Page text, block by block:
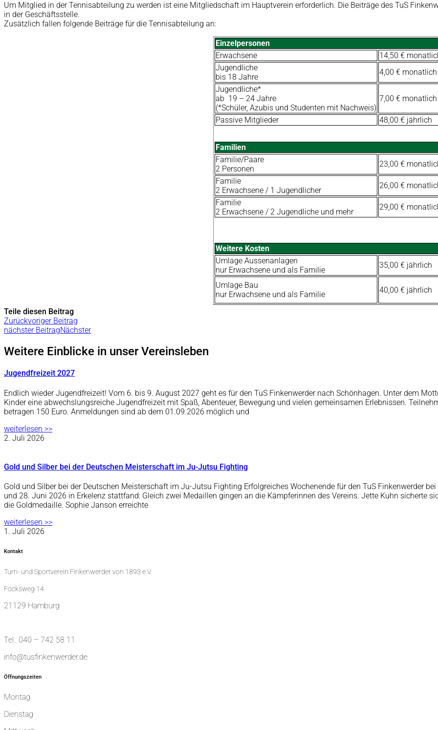
Um Mitglied in der Tennisabteilung zu werden ist eine Mitgliedschaft im Hauptverein erforderlich. Die Beiträge des TuS
in der Geschäftsstelle.
Zusätzlich fallen folgende Beiträge für die Tennisabteilung an:
Einzelpersonen
Erwachsene
14,50 €
Jugendliche
bis 18 Jahre
4,00 € monatlich
Jugendliche*
ab 19 – 24 Jahre
(*Schüler, Azubis und Studenten mit Nachweis)
7,00 € monatlich
Passive Mitglieder 48,00 € jährlich
Familien
Familie/Paare
2 Personen
23,00 €
Familie
2 Erwachsene / 1 Jugendlicher
26,00 €
Familie
2 Erwachsene / 2 Jugendliche und mehr
29,00 €
Weitere Kosten
Umlage Aussenanlagen
nur Erwachsene und als Familie
35,00 € jährlich
Umlage Bau
nur Erwachsene und als Familie
40,00 € jährlich
Teile diesen Beitrag
Zurückvoriger Beitrag
nächster BeitragNächster
Weitere Einblicke in unser Vereinsleben
Jugendfreizeit 2027
Endlich wieder Jugendfreizeit! Vom 6. bis 9. August 2027 geht es für den TuS Finkenwerder nach Schönhagen. Unter dem
Kinder eine abwechslungsreiche Jugendfreizeit mit Spaß, Abenteuer, Bewegung und vielen gemeinsamen Erlebnissen.
betragen 150 Euro. Anmeldungen sind ab dem 01.09.2026 möglich und
weiterlesen >>
2. Juli 2026
Gold und Silber bei der Deutschen Meisterschaft im Ju-Jutsu Fighting
Gold und Silber bei der Deutschen Meisterschaft im Ju-Jutsu Fighting Erfolgreiches Wochenende für den TuS Finkenwerder
und 28. Juni 2026 in Erkelenz stattfand: Gleich zwei Medaillen gingen an die Kämpferinnen des Vereins. Jette Kuhn sicherte
die Goldmedaille. Sophie Janson erreichte
weiterlesen >>
1. Juli 2026
Kontakt
Turn- und Sportverein Finkenwerder von 1893 e.V.
Focksweg 14
21129 Hamburg
Tel.: 040 – 742 58 11
info@tusfinkenwerder.de
Öffnungszeiten
Montag
Dienstag